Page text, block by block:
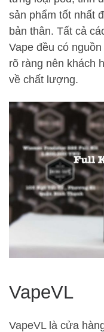
sản phẩm tốt nhất
bản thân. Tất cả
Vape đều có
rõ ràng nên khách
về chất lượng.
VapeVL
VapeVL là cửa